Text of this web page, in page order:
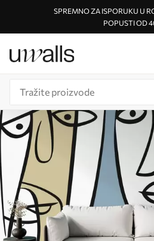
SPREMNO ZA ISPORUKU U
POPUSTI OD